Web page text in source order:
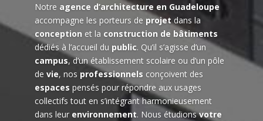
Notre agence d’architecture en Guadeloupe
accompagne les porteurs de projetdans la
conception et la construction de bâtiments
dédiés à l’accueil du public. Qu’il s’agisse d’un
campus, d’un établissement scolaire ou d’un pôle
de vie, nos professionnels conçoivent des
espaces pensés pour répondre aux usages
collectifs tout en s’intégrant harmonieusement
dans leur environnement. Nous étudionsvotre